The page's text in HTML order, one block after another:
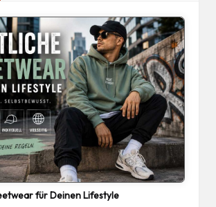
für Deinen Lifestyle